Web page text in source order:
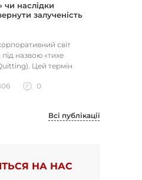
чи наслідки
залученість
світ
назвою «тихе
Цей термін
0
Всі публікації
НА НАС